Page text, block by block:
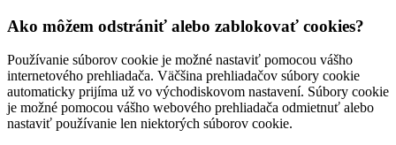
Ako môžem odstrániť alebo zablokovať cookies?
Používanie súborov cookie je možné nastaviť pomocou vášho
internetového prehliadača. Väčšina prehliadačov súbory cookie
automaticky prijíma už vo východiskovom nastavení. Súbory cookie
je možné pomocou vášho webového prehliadača odmietnuť alebo
nastaviť používanie len niektorých súborov cookie.